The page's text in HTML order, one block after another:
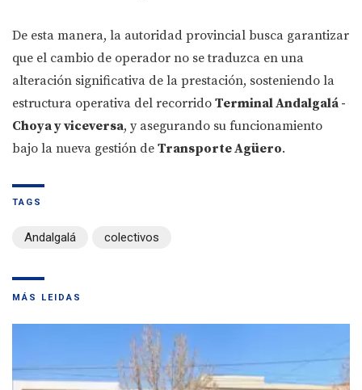
De esta manera, la autoridad provincial busca garantizar
que el cambio de operador no se traduzca en una
alteración significativa de la prestación, sosteniendo la
estructura operativa del recorrido Terminal Andalgalá -
Choya y viceversa, y asegurando su funcionamiento
bajo la nueva gestión de Transporte Agüero.
TAGS
Andalgalá colectivos
MÁS LEIDAS